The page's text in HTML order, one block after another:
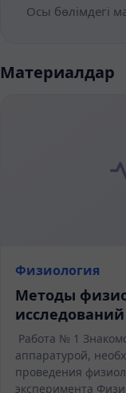
Осы бөлімдегі
Материалдар
Физиология
Методы
исследований
Работа № 1
аппаратурой,
проведения
эксперимента